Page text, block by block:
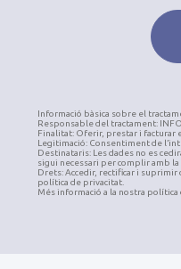
Informació bàsica sobre el
Responsable del tractament:
Finalitat: Oferir, prestar i facturar
Legitimació: Consentiment de
Destinataris: Les dades no es
sigui necessari per complir amb
Drets: Accedir, rectificar i suprimir
política de privacitat.
Més informació a la nostra